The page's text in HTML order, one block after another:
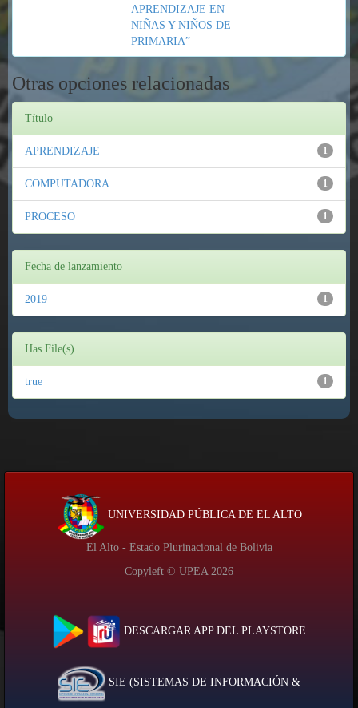
APRENDIZAJE EN
NIÑAS Y NIÑOS DE
PRIMARIA”
Otras opciones relacionadas
Título
1
APRENDIZAJE
1
COMPUTADORA
1
PROCESO
Fecha de lanzamiento
1
2019
Has File(s)
1
true
UNIVERSIDAD PÚBLICA DE EL ALTO
El Alto - Estado Plurinacional de Bolivia
Copyleft © UPEA 2026
DESCARGAR APP DEL PLAYSTORE
SIE (SISTEMAS DE INFORMACIÓN &